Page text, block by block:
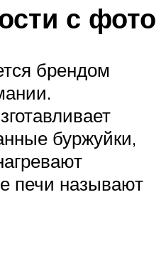
с фото
брендом
буржуйки,
печи называют